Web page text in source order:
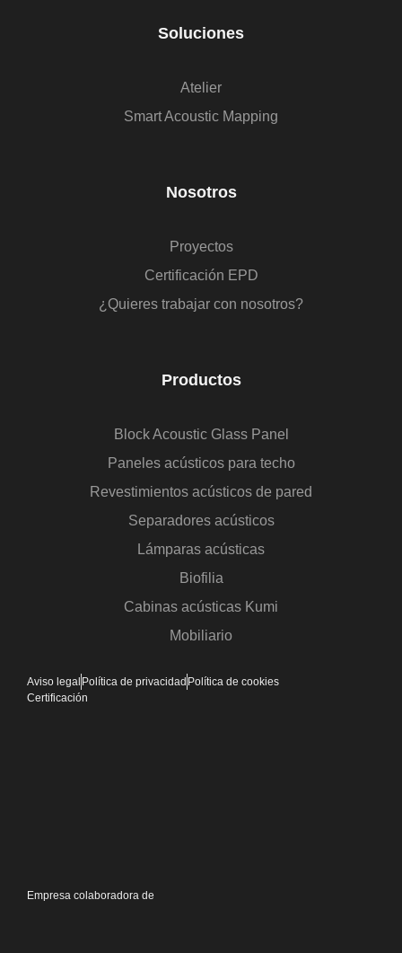
Soluciones
Atelier
Smart Acoustic Mapping
Nosotros
Proyectos
Certificación EPD
¿Quieres trabajar con nosotros?
Productos
Block Acoustic Glass Panel
Paneles acústicos para techo
Revestimientos acústicos de pared
Separadores acústicos
Lámparas acústicas
Biofilia
Cabinas acústicas Kumi
Mobiliario
Empresa colaboradora de
Aviso legal Política de privacidad Política de cookies
Certificación